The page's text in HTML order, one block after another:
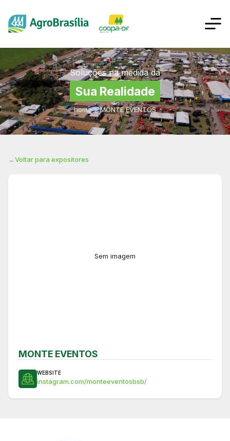
Soluções na medida da
Sua Realidade
home > MONTE EVENTOS
←Voltar para expositores
Sem imagem
MONTE EVENTOS
WEBSITE
instagram.com/monteeventosbsb/